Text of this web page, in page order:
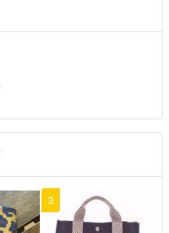
3